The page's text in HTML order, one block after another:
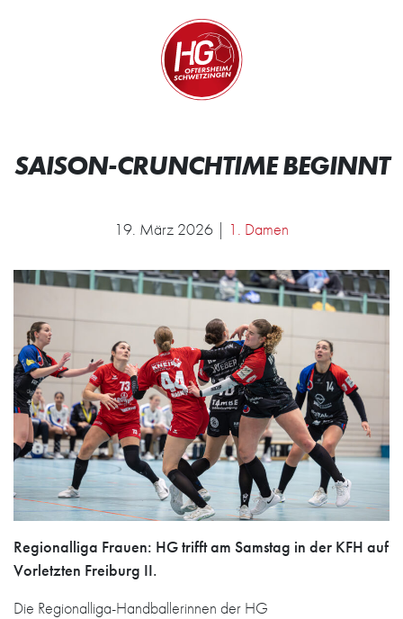
Zur Startseite
SAISON-CRUNCHTIME BEGINNT
19. März 2026 | 1. Damen
Regionalliga Frauen: HG trifft am Samstag in der KFH auf
Vorletzten Freiburg II.
Die Regionalliga-Handballerinnen der HG